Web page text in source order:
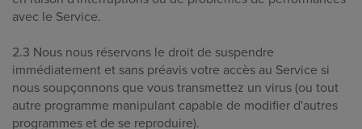
avec le Service.
2.3 Nous nous réservons le droit de suspendre
immédiatement et sans préavis votre accès au Service si
nous soupçonnons que vous transmettez un virus (ou tout
autre programme manipulant capable de modifier d'autres
programmes et de se reproduire).